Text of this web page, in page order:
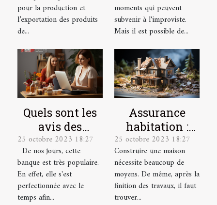
pour la production et
l’exportation des produits
de...
moments qui peuvent
subvenir à l'improviste.
Mais il est possible de...
Quels sont les
avis des
utilisateurs sur
la banque en
ligne
Boursorama ?
25 octobre 2023 18:27
De nos jours, cette
banque est très populaire.
En effet, elle s'est
perfectionnée avec le
temps afin...
Assurance
habitation :
quelles sont les
garanties ?
25 octobre 2023 18:27
Construire une maison
nécessite beaucoup de
moyens. De même, après la
finition des travaux, il faut
trouver...